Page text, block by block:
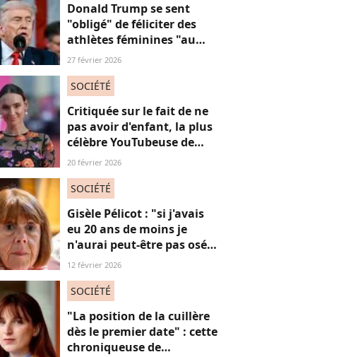
Donald Trump se sent
"obligé" de féliciter des
athlètes féminines "au
risque d'être destitué"
27 février 2026
SOCIÉTÉ
Critiquée sur le fait de ne
pas avoir d'enfant, la plus
célèbre YouTubeuse de
France répond aux
fragile"
20 février 2026
SOCIÉTÉ
Gisèle Pélicot : "si j'avais
eu 20 ans de moins je
n'aurai peut-être pas osé
refuser le huis-clos"
12 février 2026
SOCIÉTÉ
"La position de la cuillère
dès le premier date" : cette
chroniqueuse de